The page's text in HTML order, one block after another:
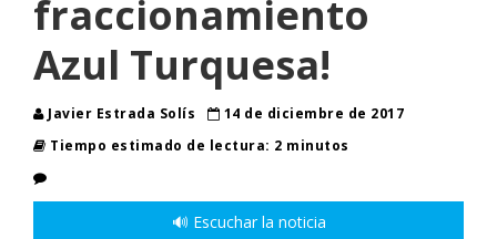
fraccionamiento
Azul Turquesa!
Javier Estrada Solís
14 de diciembre de 2017
Tiempo estimado de lectura: 2 minutos
🔊 Escuchar la noticia